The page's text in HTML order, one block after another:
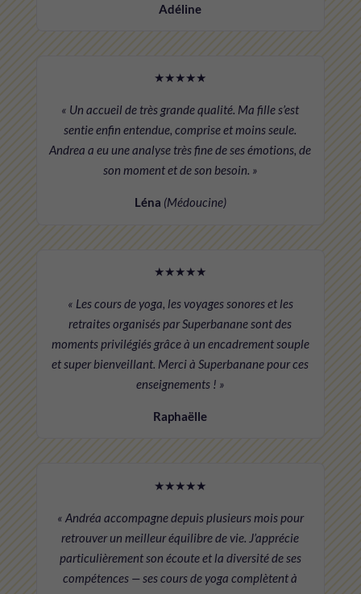
Adéline
★★★★★
« Un accueil de très grande qualité. Ma fille s’est
sentie enfin entendue, comprise et moins seule.
Andrea a eu une analyse très fine de ses émotions, de
son moment et de son besoin. »
Léna (Médoucine)
★★★★★
« Les cours de yoga, les voyages sonores et les
retraites organisés par Superbanane sont des
moments privilégiés grâce à un encadrement souple
et super bienveillant. Merci à Superbanane pour ces
enseignements ! »
Raphaëlle
★★★★★
« Andréa accompagne depuis plusieurs mois pour
retrouver un meilleur équilibre de vie. J’apprécie
particulièrement son écoute et la diversité de ses
compétences — ses cours de yoga complètent à